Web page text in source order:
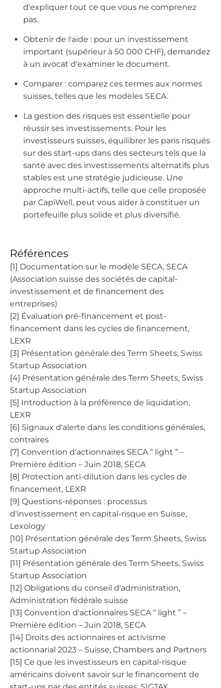
d'expliquer tout ce que vous ne comprenez
pas.
Obtenir de l'aide : pour un investissement
important (supérieur à 50 000 CHF), demandez
à un avocat d'examiner le document.
Comparer : comparez ces termes aux normes
suisses, telles que les modèles SECA.
La gestion des risques est essentielle pour
réussir ses investissements. Pour les
investisseurs suisses, équilibrer les paris risqués
sur des start-ups dans des secteurs tels que la
santé avec des investissements alternatifs plus
stables est une stratégie judicieuse. Une
approche multi-actifs, telle que celle proposée
par CapiWell, peut vous aider à constituer un
portefeuille plus solide et plus diversifié.
Références
[1] Documentation sur le modèle SECA, SECA
(Association suisse des sociétés de capital-
investissement et de financement des
entreprises)
[2] Évaluation pré-financement et post-
financement dans les cycles de financement,
LEXR
[3] Présentation générale des Term Sheets, Swiss
Startup Association
[4] Présentation générale des Term Sheets, Swiss
Startup Association
[5] Introduction à la préférence de liquidation,
LEXR
[6] Signaux d'alerte dans les conditions générales,
contraires
[7] Convention d'actionnaires SECA “ light ” –
Première édition – Juin 2018, SECA
[8] Protection anti-dilution dans les cycles de
financement, LEXR
[9] Questions-réponses : processus
d'investissement en capital-risque en Suisse,
Lexology
[10] Présentation générale des Term Sheets, Swiss
Startup Association
[11] Présentation générale des Term Sheets, Swiss
Startup Association
[12] Obligations du conseil d'administration,
Administration fédérale suisse
[13] Convention d'actionnaires SECA “ light ” –
Première édition – Juin 2018, SECA
[14] Droits des actionnaires et activisme
actionnarial 2023 – Suisse, Chambers and Partners
[15] Ce que les investisseurs en capital-risque
américains doivent savoir sur le financement de